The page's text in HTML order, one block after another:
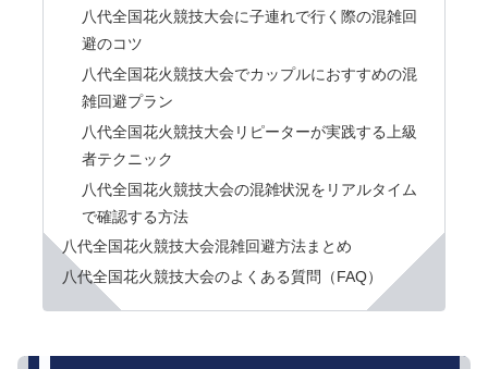
八代全国花火競技大会に子連れで行く際の混雑回
避のコツ
八代全国花火競技大会でカップルにおすすめの混
雑回避プラン
八代全国花火競技大会リピーターが実践する上級
者テクニック
八代全国花火競技大会の混雑状況をリアルタイム
で確認する方法
八代全国花火競技大会混雑回避方法まとめ
八代全国花火競技大会のよくある質問（FAQ）